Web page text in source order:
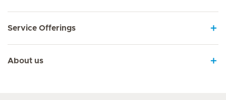
Service Offerings
About us